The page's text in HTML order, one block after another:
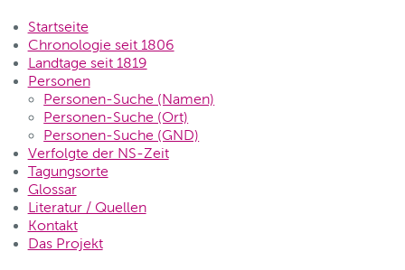
Startseite
Chronologie seit 1806
Landtage seit 1819
Personen
Personen-Suche (Namen)
Personen-Suche (Ort)
Personen-Suche (GND)
Verfolgte der NS-Zeit
Tagungsorte
Glossar
Literatur / Quellen
Kontakt
Das Projekt